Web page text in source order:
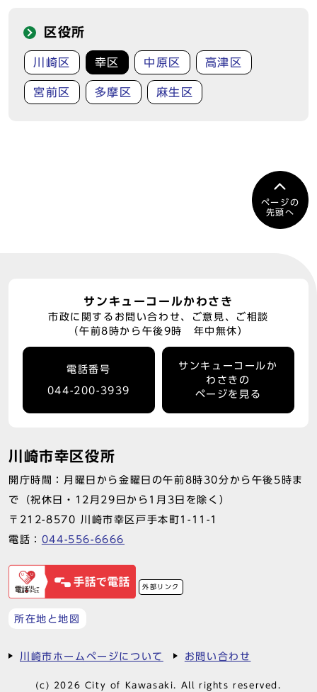
区役所
川崎区 幸区 中原区 高津区
宮前区 多摩区 麻生区
ページの
先頭へ
サンキューコールかわさき
市政に関するお問い合わせ、ご意見、ご相談
（午前8時から午後9時 年中無休）
電話番号
044-200-3939
サンキューコールか
わさきの
ページを見る
川崎市幸区役所
開庁時間：月曜日から金曜日の午前8時30分から午後5時ま
で（祝休日・12月29日から1月3日を除く）
〒212-8570 川崎市幸区戸手本町1-11-1
電話： 044-556-6666
外部リンク
所在地と地図
川崎市ホームページについて お問い合わせ
(c) 2026 City of Kawasaki. All rights reserved.